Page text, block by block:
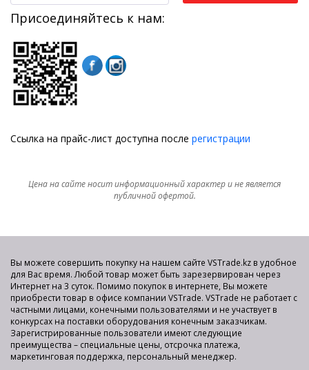
Присоединяйтесь к нам:
Ссылка на прайс-лист доступна после регистрации
Цена на сайте носит информационный характер и не является
публичной офертой.
Вы можете совершить покупку на нашем сайте VSTrade.kz в удобное
для Вас время. Любой товар может быть зарезервирован через
Интернет на 3 суток. Помимо покупок в интернете, Вы можете
приобрести товар в офисе компании VSTrade. VSTrade не работает с
частными лицами, конечными пользователями и не участвует в
конкурсах на поставки оборудования конечным заказчикам.
Зарегистрированные пользователи имеют следующие
преимущества – специальные цены, отсрочка платежа,
маркетинговая поддержка, персональный менеджер.